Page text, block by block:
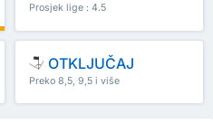
Prosjek lige : 4.5
OTKLJUČAJ
Preko 8,5, 9,5 i više